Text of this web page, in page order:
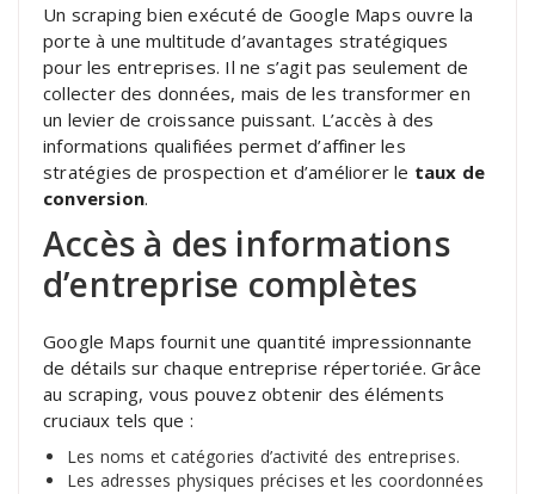
Un scraping bien exécuté de Google Maps ouvre la
porte à une multitude d’avantages stratégiques
pour les entreprises. Il ne s’agit pas seulement de
collecter des données, mais de les transformer en
un levier de croissance puissant. L’accès à des
informations qualifiées permet d’affiner les
stratégies de prospection et d’améliorer le taux de
conversion.
Accès à des informations
d’entreprise complètes
Google Maps fournit une quantité impressionnante
de détails sur chaque entreprise répertoriée. Grâce
au scraping, vous pouvez obtenir des éléments
cruciaux tels que :
Les noms et catégories d’activité des entreprises.
Les adresses physiques précises et les coordonnées